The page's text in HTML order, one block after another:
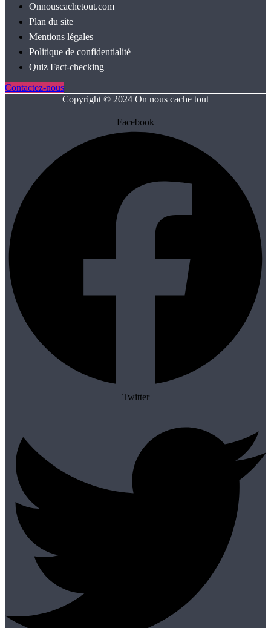
Onnouscachetout.com
Plan du site
Mentions légales
Politique de confidentialité
Quiz Fact‑checking
Contactez-nous
Copyright © 2024 On nous cache tout
Facebook
Twitter